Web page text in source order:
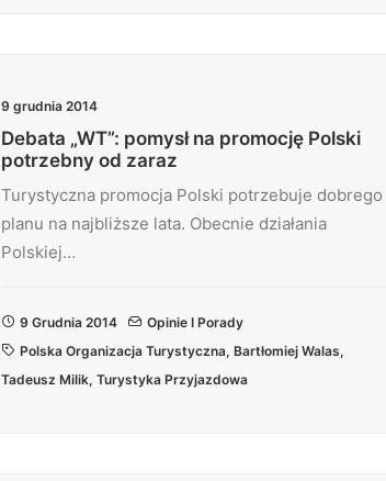
9 grudnia 2014
Debata „WT”: pomysł na promocję Polski
potrzebny od zaraz
Turystyczna promocja Polski potrzebuje dobrego
planu na najbliższe lata. Obecnie działania
Polskiej…
9 Grudnia 2014
Opinie I Porady
Polska Organizacja Turystyczna, Bartłomiej Walas,
Tadeusz Milik, Turystyka Przyjazdowa